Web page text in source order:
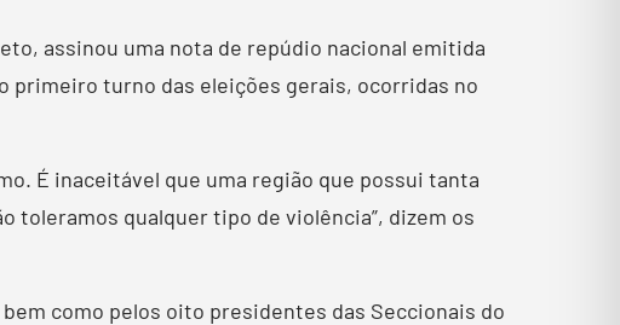
assinou uma nota de repúdio nacional emitida
primeiro turno das eleições gerais, ocorridas no
É inaceitável que uma região que possui tanta
toleramos qualquer tipo de violência”, dizem os
como pelos oito presidentes das Seccionais do